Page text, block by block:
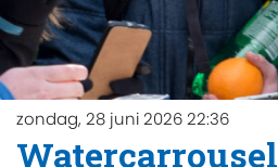
zondag, 28 juni 2026 22:36
Watercarrousel